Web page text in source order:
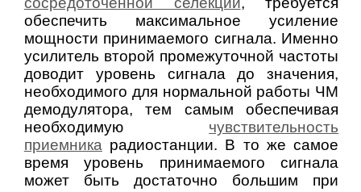
обеспечить максимальное усиление
мощности принимаемого сигнала. Именно
усилитель второй промежуточной частоты
доводит уровень сигнала до значения,
необходимого для нормальной работы ЧМ
демодулятора, тем самым обеспечивая
необходимую чувствительность
приемника радиостанции. В то же самое
время уровень принимаемого сигнала
может быть достаточно большим при